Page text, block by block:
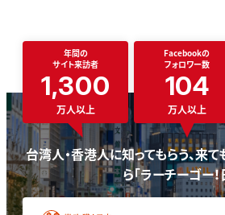
台湾人・香港人に知ってもらう、来て
ら「ラーチーゴー！
年間の
サイト来訪者
1,300
万人以上
Facebookの
フォロワー数
104
万人以上